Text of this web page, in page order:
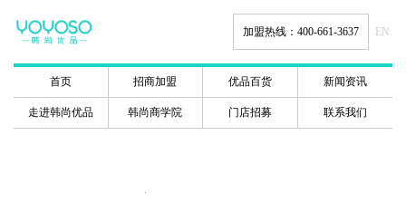
加盟热线：400-661-3637 EN.
首页 招商加盟 优品百货 新闻资讯
走进韩尚优品 韩尚商学院 门店招募 联系我们